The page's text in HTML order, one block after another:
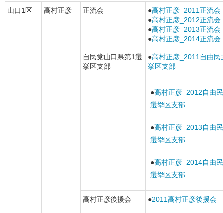
山口1区 高村正彦 正流会 ●高村正彦_2011正流会
●高村正彦_2012正流会
●高村正彦_2013正流会
●高村正彦_2014正流会
自民党山口県第1選
挙区支部
●高村正彦_2011自由民
挙区支部
●高村正彦_2012自由
選挙区支部
●高村正彦_2013自由
選挙区支部
●高村正彦_2014自由
選挙区支部
高村正彦後援会 ●2011高村正彦後援会